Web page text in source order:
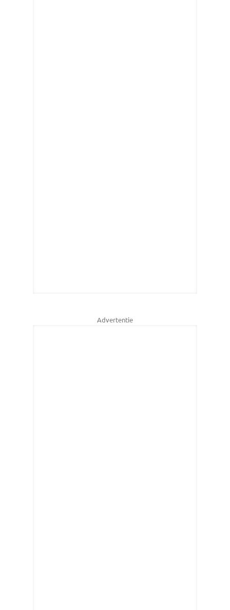
Advertentie